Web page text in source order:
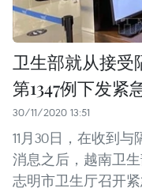
卫生部就从接受
第1347例下发紧
30/11/2020 13:51
11月30日，在收到
消息之后，越南卫
志明市卫生厅召开